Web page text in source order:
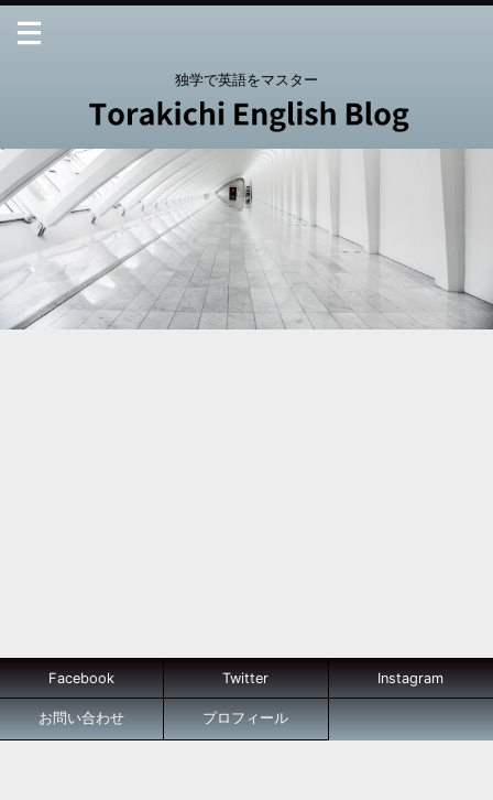
独学で英語をマスター
Facebook Twitter Instagram
お問い合わせ プロフィール